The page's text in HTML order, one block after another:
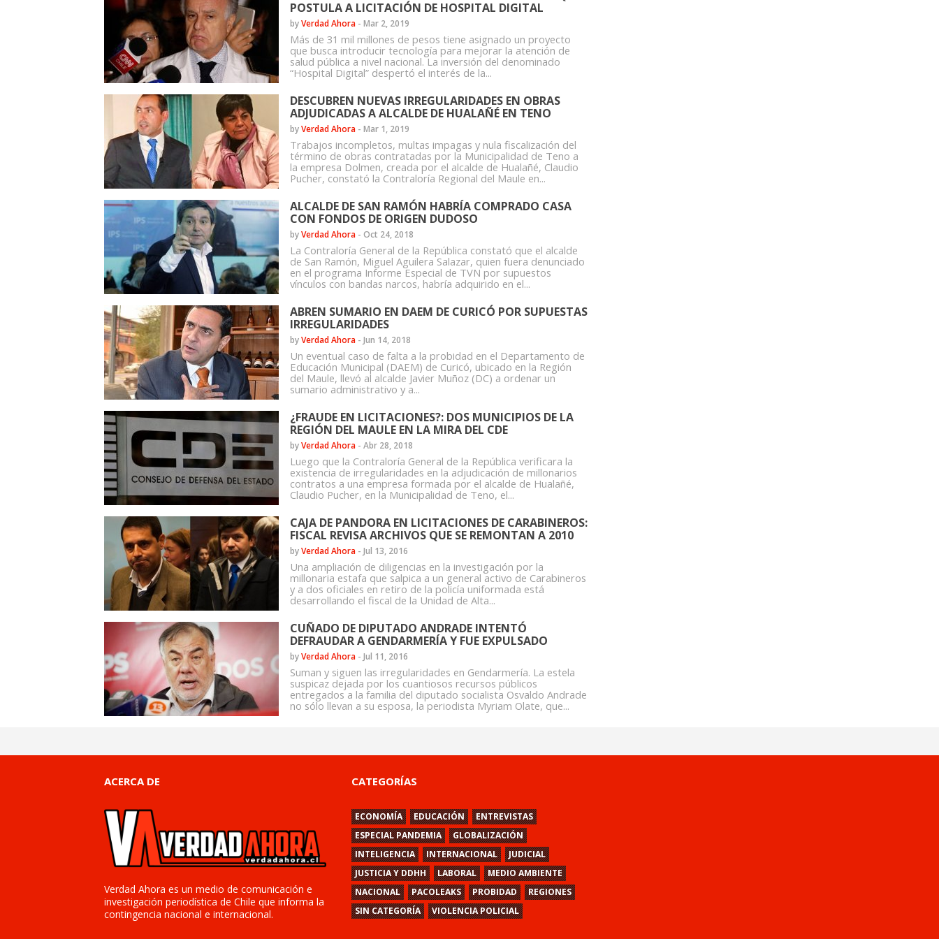
POSTULA A LICITACIÓN DE HOSPITAL DIGITAL
byVerdad Ahora - Mar 2, 2019
Más de 31 mil millones de pesos tiene asignado un proyecto
que busca introducir tecnología para mejorar la atención de
salud pública a nivel nacional. La inversión del denominado
“Hospital Digital” despertó el interés de la...
DESCUBREN NUEVAS IRREGULARIDADES EN OBRAS
ADJUDICADAS A ALCALDE DE HUALAÑÉ EN TENO
byVerdad Ahora - Mar 1, 2019
Trabajos incompletos, multas impagas y nula fiscalización del
término de obras contratadas por la Municipalidad de Teno a
la empresa Dolmen, creada por el alcalde de Hualañé, Claudio
Pucher, constató la Contraloría Regional del Maule en...
ALCALDE DE SAN RAMÓN HABRÍA COMPRADO CASA
CON FONDOS DE ORIGEN DUDOSO
byVerdad Ahora - Oct 24, 2018
La Contraloría General de la República constató que el alcalde
de San Ramón, Miguel Aguilera Salazar, quien fuera denunciado
en el programa Informe Especial de TVN por supuestos
vínculos con bandas narcos, habría adquirido en el...
ABREN SUMARIO EN DAEM DE CURICÓ POR SUPUESTAS
IRREGULARIDADES
byVerdad Ahora - Jun 14, 2018
Un eventual caso de falta a la probidad en el Departamento de
Educación Municipal (DAEM) de Curicó, ubicado en la Región
del Maule, llevó al alcalde Javier Muñoz (DC) a ordenar un
sumario administrativo y a...
¿FRAUDE EN LICITACIONES?: DOS MUNICIPIOS DE LA
REGIÓN DEL MAULE EN LA MIRA DEL CDE
byVerdad Ahora - Abr 28, 2018
Luego que la Contraloría General de la República verificara la
existencia de irregularidades en la adjudicación de millonarios
contratos a una empresa formada por el alcalde de Hualañé,
Claudio Pucher, en la Municipalidad de Teno, el...
CAJA DE PANDORA EN LICITACIONES DE CARABINEROS:
FISCAL REVISA ARCHIVOS QUE SE REMONTAN A 2010
byVerdad Ahora - Jul 13, 2016
Una ampliación de diligencias en la investigación por la
millonaria estafa que salpica a un general activo de Carabineros
y a dos oficiales en retiro de la policía uniformada está
desarrollando el fiscal de la Unidad de Alta...
CUÑADO DE DIPUTADO ANDRADE INTENTÓ
DEFRAUDAR A GENDARMERÍA Y FUE EXPULSADO
byVerdad Ahora - Jul 11, 2016
Suman y siguen las irregularidades en Gendarmería. La estela
suspicaz dejada por los cuantiosos recursos públicos
entregados a la familia del diputado socialista Osvaldo Andrade
no sólo llevan a su esposa, la periodista Myriam Olate, que...
ACERCA DE
Verdad Ahora es un medio de comunicación e
investigación periodística de Chile que informa la
contingencia nacional e internacional.
CATEGORÍAS
ECONOMÍA EDUCACIÓN
ENTREVISTAS
ESPECIAL PANDEMIA
GLOBALIZACIÓN
INTELIGENCIA
INTERNACIONAL
JUDICIAL
JUSTICIA Y DDHH
LABORAL
MEDIO AMBIENTE
NACIONAL
PACOLEAKS PROBIDAD
REGIONES
SIN CATEGORÍA
VIOLENCIA POLICIAL